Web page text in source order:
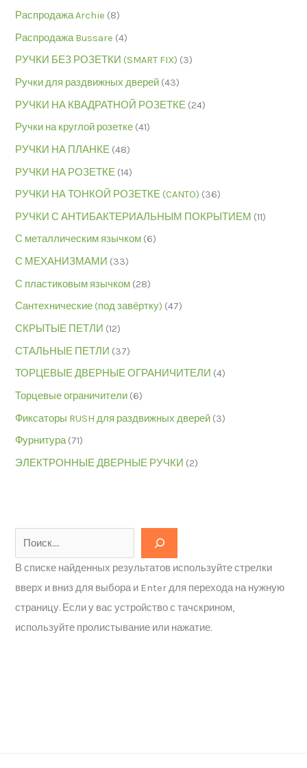
Распродажа Archie (8)
Распродажа Bussare (4)
РУЧКИ БЕЗ РОЗЕТКИ (SMART FIX) (3)
Ручки для раздвижных дверей (43)
РУЧКИ НА КВАДРАТНОЙ РОЗЕТКЕ (24)
Ручки на круглой розетке (41)
РУЧКИ НА ПЛАНКЕ (48)
РУЧКИ НА РОЗЕТКЕ (14)
РУЧКИ НА ТОНКОЙ РОЗЕТКЕ (CANTO) (36)
РУЧКИ С АНТИБАКТЕРИАЛЬНЫМ ПОКРЫТИЕМ (11)
С металлическим язычком (6)
С МЕХАНИЗМАМИ (33)
С пластиковым язычком (28)
Сантехнические (под завёртку) (47)
СКРЫТЫЕ ПЕТЛИ (12)
СТАЛЬНЫЕ ПЕТЛИ (37)
ТОРЦЕВЫЕ ДВЕРНЫЕ ОГРАНИЧИТЕЛИ (4)
Торцевые ограничители (6)
Фиксаторы RUSH для раздвижных дверей (3)
Фурнитура (71)
ЭЛЕКТРОННЫЕ ДВЕРНЫЕ РУЧКИ (2)
В списке найденных результатов используйте стрелки
вверх и вниз для выбора и Enter для перехода на нужную
страницу. Если у вас устройство с тачскрином,
используйте пролистывание или нажатие.